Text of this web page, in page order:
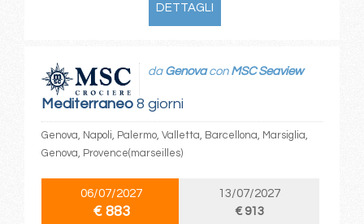
DETTAGLI
Mediterraneo8 giorni
da Genovacon MSC Seaview
Genova, Napoli, Palermo, Valletta, Barcellona, Marsiglia,
Genova, Provence(marseilles)
06/07/2027
€ 883
13/07/2027
€ 913